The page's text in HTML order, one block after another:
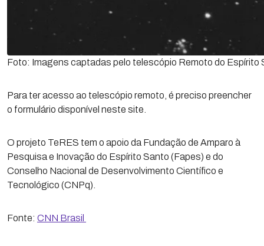
Foto: Imagens captadas pelo telescópio Remoto do Espírito
Para ter acesso ao telescópio remoto, é preciso preencher
o formulário disponível neste site.
O projeto TeRES tem o apoio da Fundação de Amparo à
Pesquisa e Inovação do Espírito Santo (Fapes) e do
Conselho Nacional de Desenvolvimento Científico e
Tecnológico (CNPq).
Fonte: CNN Brasil